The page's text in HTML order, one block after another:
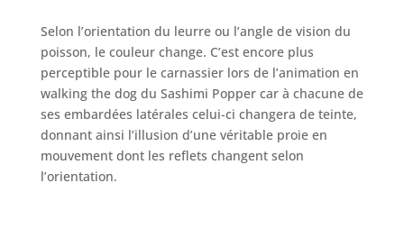
Selon l’orientation du leurre ou l’angle de vision du
poisson, le couleur change. C’est encore plus
perceptible pour le carnassier lors de l’animation en
walking the dog du Sashimi Popper car à chacune de
ses embardées latérales celui-ci changera de teinte,
donnant ainsi l’illusion d’une véritable proie en
mouvement dont les reflets changent selon
l’orientation.